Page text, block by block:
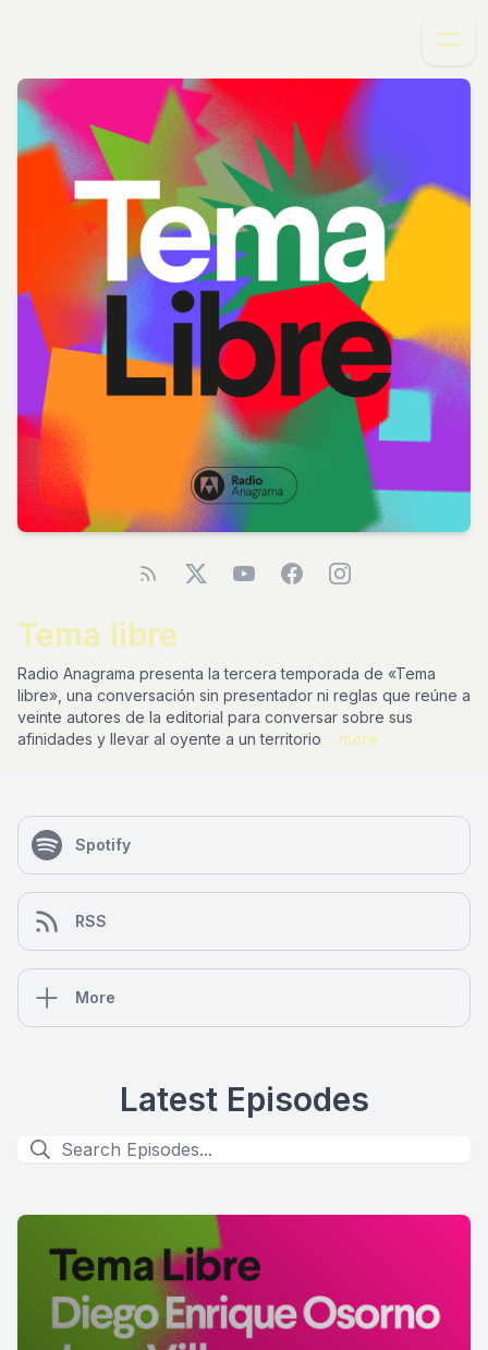
Tema libre
Radio Anagrama presenta la tercera temporada de «Tema
libre», una conversación sin presentador ni reglas que reúne a
veinte autores de la editorial para conversar sobre sus
afinidades y llevar al oyente a un territorio ...more
Spotify
RSS
More
Latest Episodes